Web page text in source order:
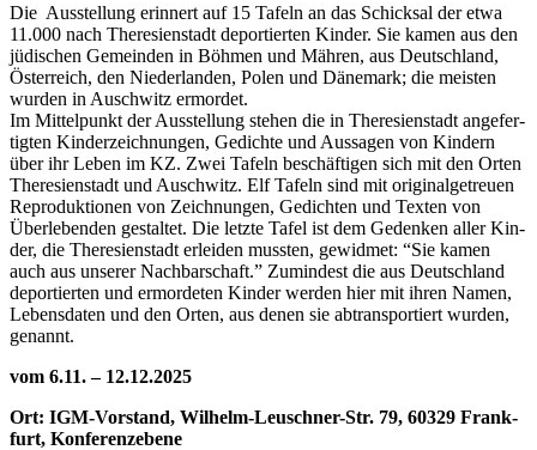
Die Aus­stel­lung er­in­nert auf 15 Ta­feln an das Schick­sal der et­wa
11.000 nach The­re­si­en­stadt de­por­tier­ten Kin­der. Sie ka­men aus den
jü­di­schen Ge­mein­den in Böh­men und Mäh­ren, aus Deutsch­land,
Ös­ter­reich, den Nie­der­lan­den, Po­len und Dä­ne­mark; die meis­ten
wur­den in Ausch­witz ermordet.
Im Mit­tel­punkt der Aus­stel­lung ste­hen die in The­re­si­en­stadt an­ge­fer­
tig­ten Kin­der­zeich­nun­gen, Ge­dich­te und Aus­sa­gen von Kin­dern
über ihr Le­ben im KZ. Zwei Ta­feln be­schäf­ti­gen sich mit den Or­ten
The­re­si­en­stadt und Ausch­witz. Elf Ta­feln sind mit ori­gi­nal­ge­treu­en
Re­pro­duk­tio­nen von Zeich­nun­gen, Ge­dich­ten und Tex­ten von
Über­le­ben­den ge­stal­tet. Die letz­te Ta­fel ist dem Ge­den­ken al­ler Kin­
der, die The­re­si­en­stadt er­lei­den muss­ten, ge­wid­met: “Sie ka­men
auch aus un­se­rer Nach­bar­schaft.” Zu­min­dest die aus Deutsch­land
de­por­tier­ten und er­mor­de­ten Kin­der wer­den hier mit ih­ren Na­men,
Le­bens­da­ten und den Or­ten, aus de­nen sie ab­trans­por­tiert wur­den,
genannt.
vom 6.11. – 12.12.2025
Ort: IGM-Vor­stand, Wil­helm-Leu­sch­ner-Str. 79, 60329 Frank­
furt, Konferenzebene